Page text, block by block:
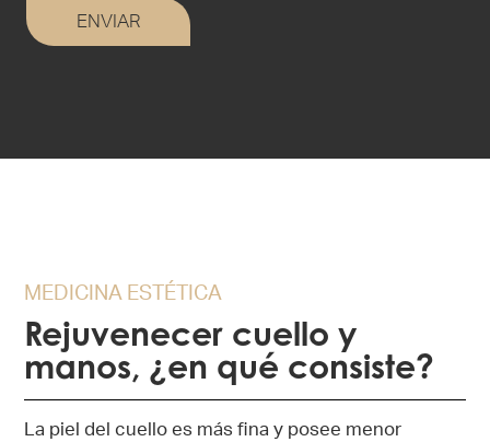
MEDICINA ESTÉTICA
Rejuvenecer cuello y
manos, ¿en qué consiste?
La piel del cuello es más fina y posee menor